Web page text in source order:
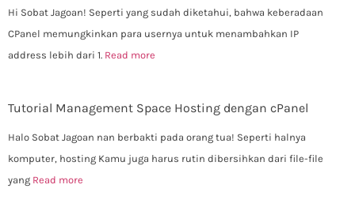
Hi Sobat Jagoan! Seperti yang sudah diketahui, bahwa keberadaan
CPanel memungkinkan para usernya untuk menambahkan IP
address lebih dari 1. Read more
Tutorial Management Space Hosting dengan cPanel
Halo Sobat Jagoan nan berbakti pada orang tua! Seperti halnya
komputer, hosting Kamu juga harus rutin dibersihkan dari file-file
yang Read more